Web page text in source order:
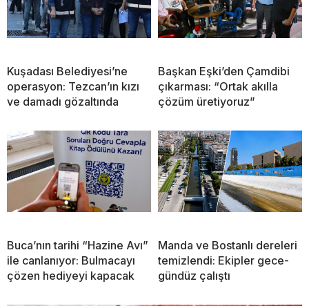
Kuşadası Belediyesi’ne
operasyon: Tezcan’ın kızı
ve damadı gözaltında
Başkan Eşki’den Çamdibi
çıkarması: “Ortak akılla
çözüm üretiyoruz”
Buca’nın tarihi “Hazine Avı”
ile canlanıyor: Bulmacayı
çözen hediyeyi kapacak
Manda ve Bostanlı dereleri
temizlendi: Ekipler gece-
gündüz çalıştı